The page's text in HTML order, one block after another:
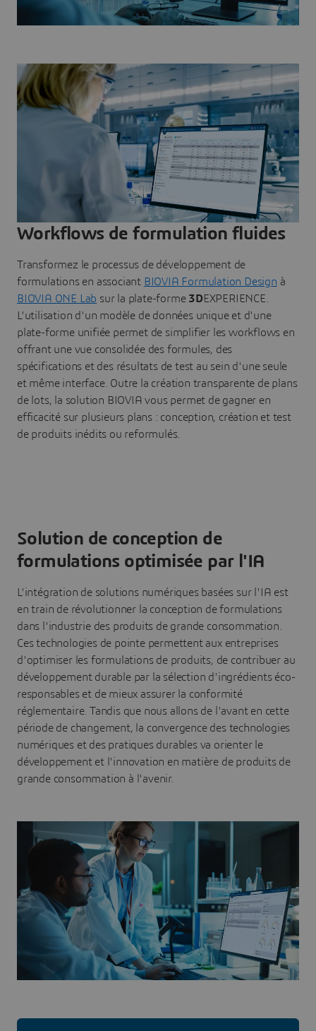
Workflows de formulation fluides
Transformez le processus de développement de
formulations en associant BIOVIA Formulation Design à
BIOVIA ONE Lab sur la plate-forme 3DEXPERIENCE.
L'utilisation d'un modèle de données unique et d'une
plate-forme unifiée permet de simplifier les workflows en
offrant une vue consolidée des formules, des
spécifications et des résultats de test au sein d'une seule
et même interface. Outre la création transparente de plans
de lots, la solution BIOVIA vous permet de gagner en
efficacité sur plusieurs plans : conception, création et test
de produits inédits ou reformulés.
Solution de conception de
formulations optimisée par l'IA
L'intégration de solutions numériques basées sur l'IA est
en train de révolutionner la conception de formulations
dans l'industrie des produits de grande consommation.
Ces technologies de pointe permettent aux entreprises
d'optimiser les formulations de produits, de contribuer au
développement durable par la sélection d'ingrédients éco-
responsables et de mieux assurer la conformité
réglementaire. Tandis que nous allons de l'avant en cette
période de changement, la convergence des technologies
numériques et des pratiques durables va orienter le
développement et l'innovation en matière de produits de
grande consommation à l'avenir.